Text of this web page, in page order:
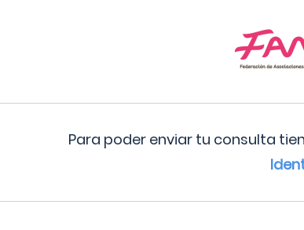
Para poder enviar tu consulta